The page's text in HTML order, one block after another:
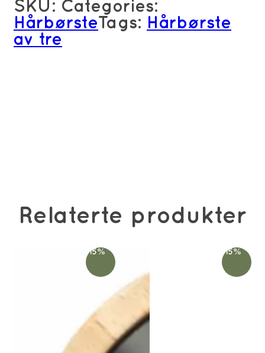
SKU: Categories:
HårbørsteTags: Hårbørste
av tre
Relaterte produkter
-15% -15%